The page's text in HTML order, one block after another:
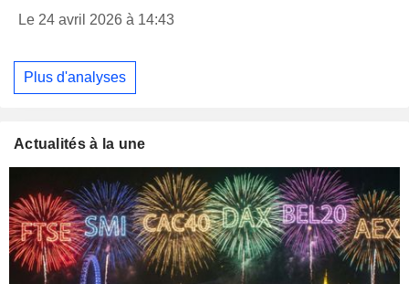
Le 24 avril 2026 à 14:43
Plus d'analyses
Actualités à la une